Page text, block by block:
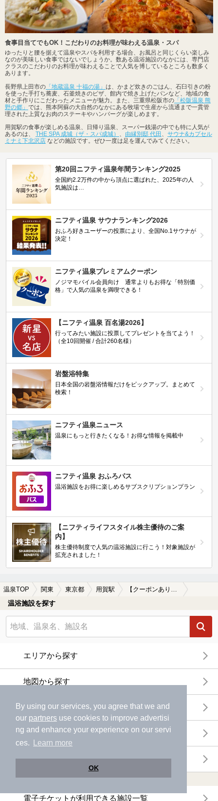
By using our services, you agree that we and
our partners use cookies to improve advertisi
ng and enhance your experience on our servi
ces.
Learn more
OK
食事目当てでもOK！こだわりのお料理が味わえる温泉・スパ
ゆったりと腰を据えて温泉やスパを利用する場合、お風呂と同じくらい楽しみ
なのが美味しい食事ではないでしょうか。数ある温浴施設のなかには、専門店
クラスのこだわりのお料理が味わえることで人気を博しているところも数多く
あります。
長野県上田市の 「地蔵温泉 十福の湯」 は、かまど炊きのごはん、石臼引きの粉
を使った手打ち蕎麦、石釜焼きのピザ、館内で焼き上げたパンなど、地域の食
材と手作りにこだわったメニューが魅力。また、三重県松阪市の 「松阪温泉 熊
野の郷」 では、熊本阿蘇の大自然のなかにある牧場で生産から流通まで一貫管
理された上質なお肉のステーキやハンバーグが楽しめます。
用賀駅の食事が楽しめる温泉、日帰り温泉、スーパー銭湯の中でも特に人気が
あるのは、 THE SPA 成城（ザ・スパ成城） 由縁別邸 代田
サウナ&カプセル
ミナミ下北沢店 などの施設です。ぜひ一度は足を運んでみてください。
第20回ニフティ温泉年間ランキング2025
全国約2.2万件の中から頂点に選ばれた、2025年の人
気施設は…
ニフティ温泉 サウナランキング2026
おふろ好きユーザーの投票により、全国No.1サウナが
決定！
ニフティ温泉プレミアムクーポン
ノジマモバイル会員向け 通常よりもお得な「特別価
格」で人気の温泉を満喫できる！
【ニフティ温泉 百名湯2026】
行ってみたい施設に投票してプレゼントを当てよう！
（全10回開催 / 合計260名様）
岩盤浴特集
日本全国の岩盤浴情報だけをピックアップ。まとめて
検索！
ニフティ温泉ニュース
温泉にもっと行きたくなる！お得な情報を掲載中
ニフティ温泉 おふろパス
温浴施設をお得に楽しめるサブスクリプションプラン
【ニフティライフスタイル株主優待のご案
内】
株主優待制度で人気の温浴施設に行こう！対象施設が
拡充されました！
温泉TOP 関東 東京都 用賀駅 【クーポンあり】食事が楽しめる用賀駅近くの温泉、日帰り温泉、スーパー銭湯おすすめ
温浴施設を探す
エリアから探す
地図から探す
特徴から探す
温泉地から探す
関連キーワードから探す
おトクに利用する
電子チケットが利用できる施設一覧